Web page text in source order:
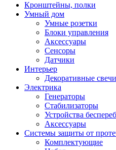
Кронштейны, полки
Умный дом
Умные розетки
Блоки управления
Аксессуары
Сенсоры
Датчики
Интерьер
Декоративные свечи
Электрика
Генераторы
Стабилизаторы
Устройства
Аксессуары
Системы защиты от
Комплектующие